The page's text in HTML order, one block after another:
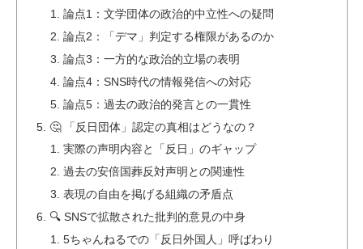
論点1：文学団体の政治的中立性への疑問
論点2：「デマ」判定する権限があるのか
論点3：一方的な政治的立場の表明
論点4：SNS時代の情報発信への対応
論点5：過去の政治的発言との一貫性
🤔 「反日団体」認定の真相はどうなの？
実際の声明内容と「反日」のギャップ
過去の安倍国葬反対声明との関連性
表現の自由を掲げる組織の矛盾点
🔍 SNSで拡散された批判的意見の中身
5ちゃんねるでの「反日外国人」呼ばわり